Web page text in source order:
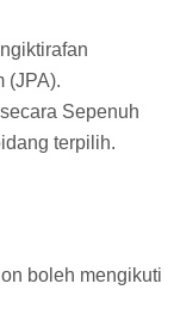
(JPA).
Sepenuh
terpilih.
boleh mengikuti